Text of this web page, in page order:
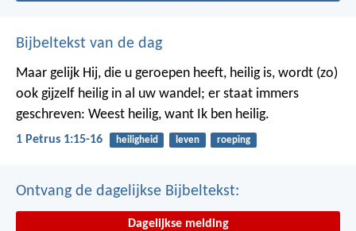
Bijbeltekst van de dag
Maar gelijk Hij, die u geroepen heeft, heilig is, wordt (zo)
ook gijzelf heilig in al uw wandel; er staat immers
geschreven: Weest heilig, want Ik ben heilig.
1 Petrus 1:15-16 heiligheid leven roeping
Ontvang de dagelijkse Bijbeltekst:
Dagelijkse melding